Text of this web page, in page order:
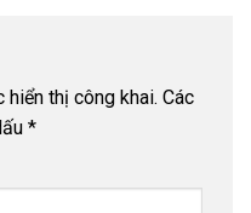
thị công khai. Các
*